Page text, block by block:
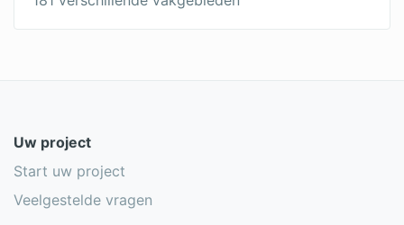
Uw project
Start uw project
Veelgestelde vragen